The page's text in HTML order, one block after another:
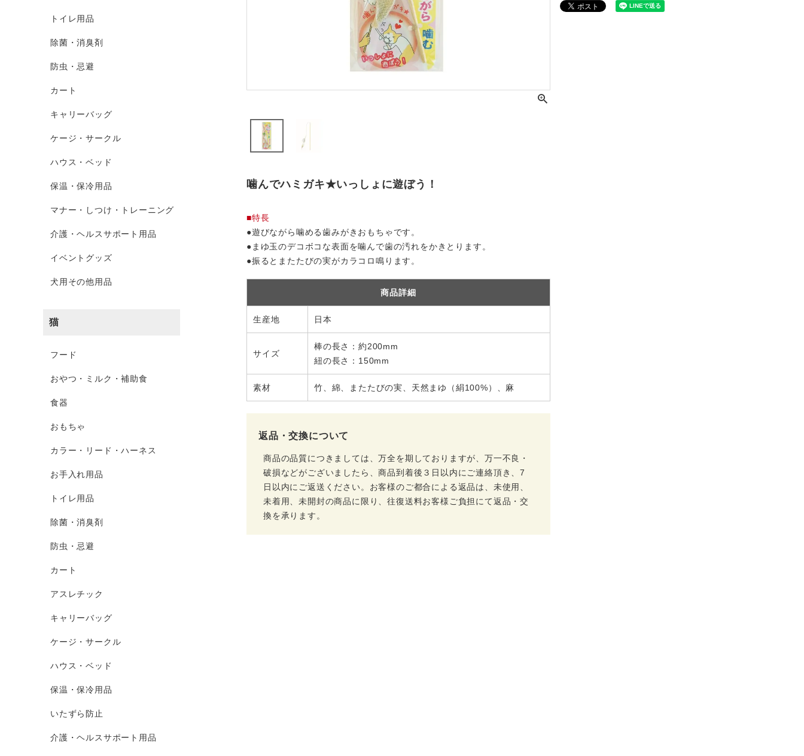
トイレ用品
除菌・消臭剤
防虫・忌避
カート
キャリーバッグ
ケージ・サークル
ハウス・ベッド
保温・保冷用品
マナー・しつけ・トレーニング
介護・ヘルスサポート用品
イベントグッズ
犬用その他用品
猫
フード
おやつ・ミルク・補助食
食器
おもちゃ
カラー・リード・ハーネス
お手入れ用品
トイレ用品
除菌・消臭剤
防虫・忌避
カート
アスレチック
キャリーバッグ
ケージ・サークル
ハウス・ベッド
保温・保冷用品
いたずら防止
介護・ヘルスサポート用品
噛んでハミガキ★いっしょに遊ぼう！
■特長
●遊びながら噛める歯みがきおもちゃです。
●まゆ玉のデコボコな表面を噛んで歯の汚れをかきとります。
●振るとまたたびの実がカラコロ鳴ります。
商品詳細
生産地 日本
サイズ
棒の長さ：約200mm
紐の長さ：150mm
素材 竹、綿、またたびの実、天然まゆ（絹100%）、麻
返品・交換について
商品の品質につきましては、万全を期しておりますが、万一不良・
破損などがございましたら、商品到着後３日以内にご連絡頂き、7
日以内にご返送ください。お客様のご都合による返品は、未使用、
未着用、未開封の商品に限り、往復送料お客様ご負担にて返品・交
換を承ります。